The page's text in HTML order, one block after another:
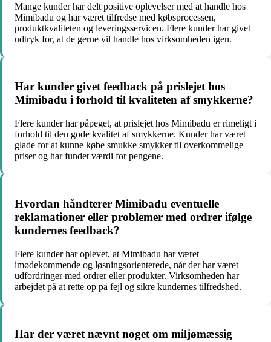
Mange kunder har delt positive oplevelser med at handle hos
Mimibadu og har været tilfredse med købsprocessen,
produktkvaliteten og leveringsservicen. Flere kunder har givet
udtryk for, at de gerne vil handle hos virksomheden igen.
Har kunder givet feedback på prislejet hos
Mimibadu i forhold til kvaliteten af smykkerne?
Flere kunder har påpeget, at prislejet hos Mimibadu er rimeligt i
forhold til den gode kvalitet af smykkerne. Kunder har været
glade for at kunne købe smukke smykker til overkommelige
priser og har fundet værdi for pengene.
Hvordan håndterer Mimibadu eventuelle
reklamationer eller problemer med ordrer ifølge
kundernes feedback?
Flere kunder har oplevet, at Mimibadu har været
imødekommende og løsningsorienterede, når der har været
udfordringer med ordrer eller produkter. Virksomheden har
arbejdet på at rette op på fejl og sikre kundernes tilfredshed.
Har der været nævnt noget om miljømæssig